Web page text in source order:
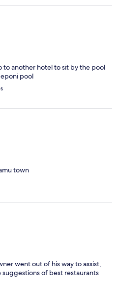
to another hotel to sit by the pool
pool
town
went out of his way to assist,
of best restaurants